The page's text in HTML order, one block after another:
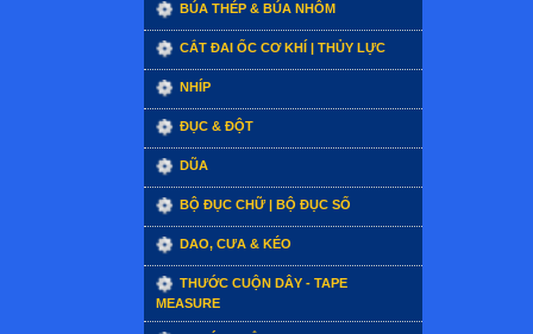
BÚA THÉP & BÚA NHÔM
CẮT ĐAI ỐC CƠ KHÍ | THỦY LỰC
NHÍP
ĐỤC & ĐỘT
DŨA
BỘ ĐỤC CHỮ | BỘ ĐỤC SỐ
DAO, CƯA & KÉO
THƯỚC CUỘN DÂY - TAPE
MEASURE